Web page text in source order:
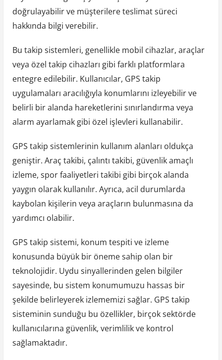
doğrulayabilir ve müşterilere teslimat süreci
hakkında bilgi verebilir.
Bu takip sistemleri, genellikle mobil cihazlar, araçlar
veya özel takip cihazları gibi farklı platformlara
entegre edilebilir. Kullanıcılar, GPS takip
uygulamaları aracılığıyla konumlarını izleyebilir ve
belirli bir alanda hareketlerini sınırlandırma veya
alarm ayarlamak gibi özel işlevleri kullanabilir.
GPS takip sistemlerinin kullanım alanları oldukça
geniştir. Araç takibi, çalıntı takibi, güvenlik amaçlı
izleme, spor faaliyetleri takibi gibi birçok alanda
yaygın olarak kullanılır. Ayrıca, acil durumlarda
kaybolan kişilerin veya araçların bulunmasına da
yardımcı olabilir.
GPS takip sistemi, konum tespiti ve izleme
konusunda büyük bir öneme sahip olan bir
teknolojidir. Uydu sinyallerinden gelen bilgiler
sayesinde, bu sistem konumumuzu hassas bir
şekilde belirleyerek izlememizi sağlar. GPS takip
sisteminin sunduğu bu özellikler, birçok sektörde
kullanıcılarına güvenlik, verimlilik ve kontrol
sağlamaktadır.